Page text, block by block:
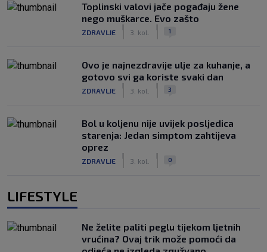
Toplinski valovi jače pogađaju žene
nego muškarce. Evo zašto
ZDRAVLJE 3. kol. 1
Ovo je najnezdravije ulje za kuhanje, a
gotovo svi ga koriste svaki dan
ZDRAVLJE 3. kol. 3
Bol u koljenu nije uvijek posljedica
starenja: Jedan simptom zahtijeva
oprez
ZDRAVLJE 3. kol. 0
LIFESTYLE
Ne želite paliti peglu tijekom ljetnih
vrućina? Ovaj trik može pomoći da